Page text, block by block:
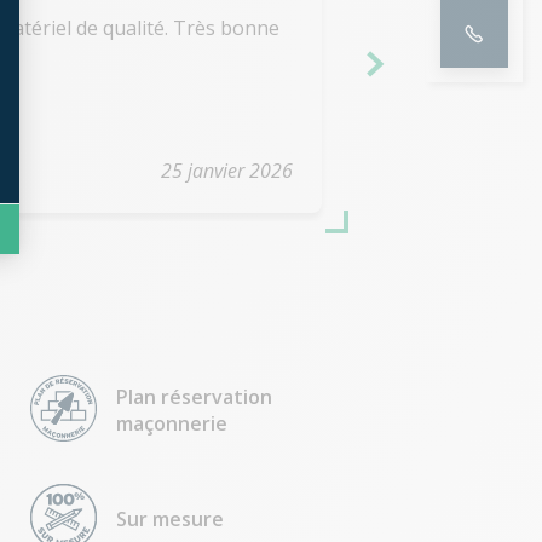
25 janvier 2026
de qualité. Très bonne
Le
immeuble n'était
Plan réservation
maçonnerie
Sur mesure